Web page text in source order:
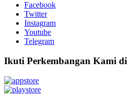
Facebook
Twitter
Instagram
Youtube
Telegram
Ikuti Perkembangan Kami di